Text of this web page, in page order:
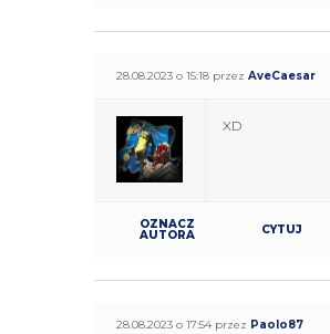
28.08.2023 o 15:18 przez AveCaesar
XD
OZNACZ
AUTORA CYTUJ
28.08.2023 o 17:54 przez Paolo87